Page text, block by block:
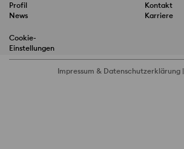
Profil
News
Kontakt
Karriere
Cookie-
Einstellungen
Impressum & Datenschutzerklärung|